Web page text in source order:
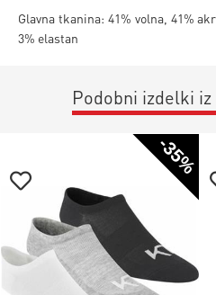
Glavna tkanina: 41% volna, 41%
3% elastan
Podobni izdelki
-35%